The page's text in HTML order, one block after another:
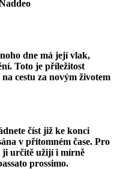
dne má její vlak,
Toto je příležitost
cestu za novým životem
číst již ke konci
v přítomném čase. Pro
ji určitě užijí i mírně
prossimo.